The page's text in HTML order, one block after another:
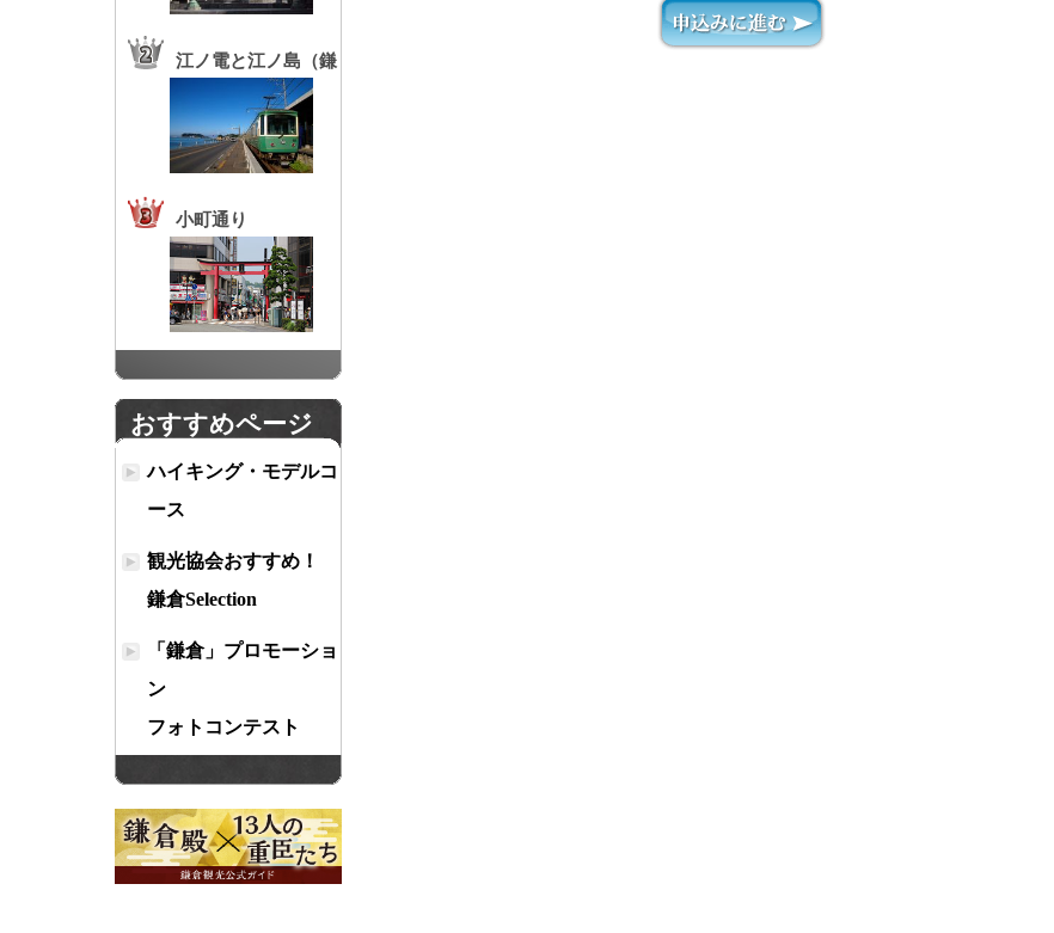
江ノ電と江ノ島（鎌
倉高校前駅）
小町通り
おすすめページ
ハイキング・モデルコ
ース
観光協会おすすめ！
鎌倉Selection
「鎌倉」プロモーショ
ン
フォトコンテスト